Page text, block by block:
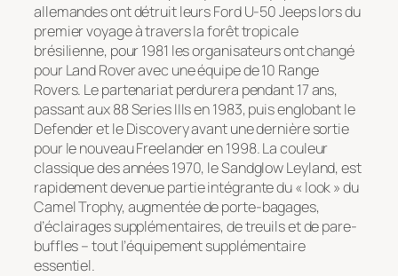
allemandes ont détruit leurs Ford U-50 Jeeps lors du
premier voyage à travers la forêt tropicale
brésilienne, pour 1981 les organisateurs ont changé
pour Land Rover avec une équipe de 10 Range
Rovers. Le partenariat perdurera pendant 17 ans,
passant aux 88 Series IIIs en 1983, puis englobant le
Defender et le Discovery avant une dernière sortie
pour le nouveau Freelander en 1998. La couleur
classique des années 1970, le Sandglow Leyland, est
rapidement devenue partie intégrante du « look » du
Camel Trophy, augmentée de porte-bagages,
d’éclairages supplémentaires, de treuils et de pare-
buffles – tout l’équipement supplémentaire
essentiel.